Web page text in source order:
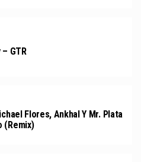
– GTR
Flores, Ankhal Y Mr. Plata
(Remix)